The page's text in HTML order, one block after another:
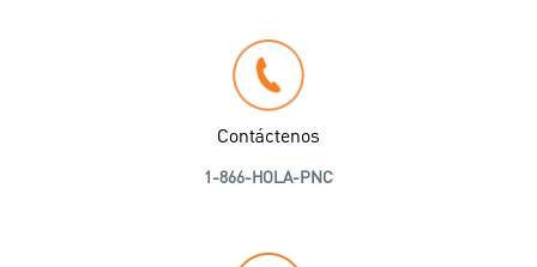
Contáctenos
1-866-HOLA-PNC